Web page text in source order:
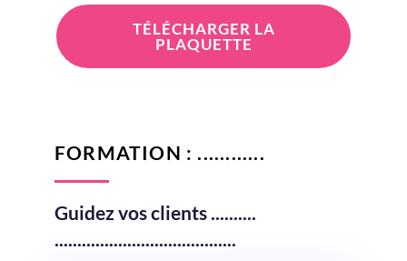
TÉLÉCHARGER LA
PLAQUETTE
FORMATION : ............
Guidez vos clients ..........
........................................